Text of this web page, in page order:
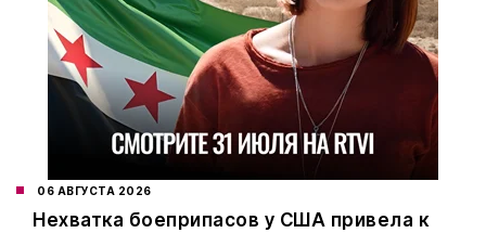
06 АВГУСТА 2026
Нехватка боеприпасов у США привела к